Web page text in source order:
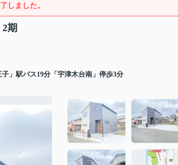
しました。
期
」駅バス19分「宇津木台南」停歩3分